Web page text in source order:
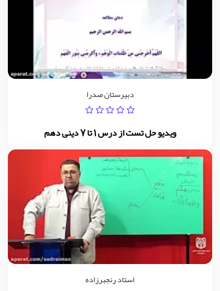
دبیرستان صدرا
ویدیو حل تست از درس 1 تا 7 دینی دهم
استاد رنجبرزاده